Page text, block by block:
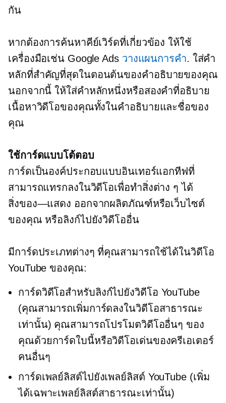
กัน
หากต้องการค้นหาคีย์เวิร์ดที่เกี่ยวข้อง ให้ใช้
เครื่องมือเช่น Google Ads วางแผนการคำ. ใส่คำ
หลักที่สำคัญที่สุดในตอนต้นของคำอธิบายของคุณ
นอกจากนี้ ให้ใส่คำหลักหนึ่งหรือสองคำที่อธิบาย
เนื้อหาวิดีโอของคุณทั้งในคำอธิบายและชื่อของ
คุณ
ใช้การ์ดแบบโต้ตอบ
การ์ดเป็นองค์ประกอบแบบอินเทอร์แอกทีฟที่
สามารถแทรกลงในวิดีโอเพื่อทำสิ่งต่าง ๆ ได้
สิ่งของ—แสดง ออกจากผลิตภัณฑ์หรือเว็บไซต์
ของคุณ หรือลิงก์ไปยังวิดีโออื่น
มีการ์ดประเภทต่างๆ ที่คุณสามารถใช้ได้ในวิดีโอ
YouTube ของคุณ:
การ์ดวิดีโอสำหรับลิงก์ไปยังวิดีโอ YouTube
(คุณสามารถเพิ่มการ์ดลงในวิดีโอสาธารณะ
เท่านั้น) คุณสามารถโปรโมตวิดีโออื่นๆ ของ
คุณด้วยการ์ดใบนี้หรือวิดีโอเด่นของครีเอเตอร์
คนอื่นๆ
การ์ดเพลย์ลิสต์ไปยังเพลย์ลิสต์ YouTube (เพิ่ม
ได้เฉพาะเพลย์ลิสต์สาธารณะเท่านั้น)